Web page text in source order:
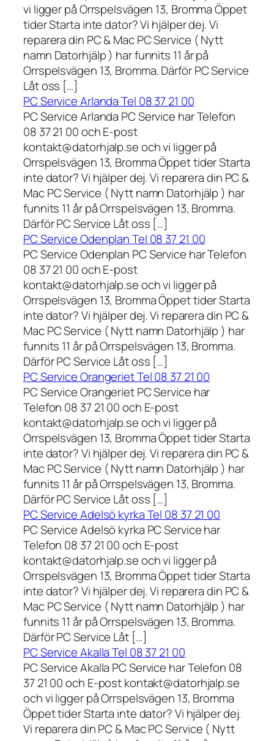
vi ligger på Orrspelsvägen 13, Bromma Öppet
tider Starta inte dator? Vi hjälper dej. Vi
reparera din PC & Mac PC Service ( Nytt
namn Datorhjälp ) har funnits 11 år på
Orrspelsvägen 13, Bromma. Därför PC Service
Låt oss […]
PC Service Arlanda Tel 08 37 21 00
PC Service Arlanda PC Service har Telefon
08 37 21 00 och E-post
kontakt@datorhjalp.se och vi ligger på
Orrspelsvägen 13, Bromma Öppet tider Starta
inte dator? Vi hjälper dej. Vi reparera din PC &
Mac PC Service ( Nytt namn Datorhjälp ) har
funnits 11 år på Orrspelsvägen 13, Bromma.
Därför PC Service Låt oss […]
PC Service Odenplan Tel 08 37 21 00
PC Service Odenplan PC Service har Telefon
08 37 21 00 och E-post
kontakt@datorhjalp.se och vi ligger på
Orrspelsvägen 13, Bromma Öppet tider Starta
inte dator? Vi hjälper dej. Vi reparera din PC &
Mac PC Service ( Nytt namn Datorhjälp ) har
funnits 11 år på Orrspelsvägen 13, Bromma.
Därför PC Service Låt oss […]
PC Service Orangeriet Tel 08 37 21 00
PC Service Orangeriet PC Service har
Telefon 08 37 21 00 och E-post
kontakt@datorhjalp.se och vi ligger på
Orrspelsvägen 13, Bromma Öppet tider Starta
inte dator? Vi hjälper dej. Vi reparera din PC &
Mac PC Service ( Nytt namn Datorhjälp ) har
funnits 11 år på Orrspelsvägen 13, Bromma.
Därför PC Service Låt oss […]
PC Service Adelsö kyrka Tel 08 37 21 00
PC Service Adelsö kyrka PC Service har
Telefon 08 37 21 00 och E-post
kontakt@datorhjalp.se och vi ligger på
Orrspelsvägen 13, Bromma Öppet tider Starta
inte dator? Vi hjälper dej. Vi reparera din PC &
Mac PC Service ( Nytt namn Datorhjälp ) har
funnits 11 år på Orrspelsvägen 13, Bromma.
Därför PC Service Låt […]
PC Service Akalla Tel 08 37 21 00
PC Service Akalla PC Service har Telefon 08
37 21 00 och E-post kontakt@datorhjalp.se
och vi ligger på Orrspelsvägen 13, Bromma
Öppet tider Starta inte dator? Vi hjälper dej.
Vi reparera din PC & Mac PC Service ( Nytt